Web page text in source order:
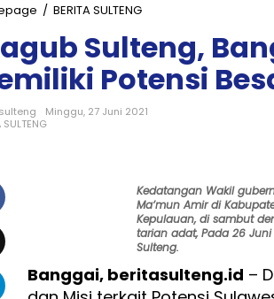
/ BERITA SULTENG
g
u
b
S
u
g
,
B
a
g
Sulteng,
Potensi
Minggu, 27 Juni 2021
SULTENG
Kedatangan Wakil
Ma’mun Amir di
Kepulauan, di sambut
tarian adat, Pada 26 Juni
Sulteng.
Banggai, beritasulteng.id –